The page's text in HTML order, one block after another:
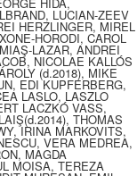
LUCIAN-ZEEV
HERZLINGER, MIREL
HORODI, CAROL
LAZAR, ANDREI
NICOLAE KALLÓS
(d.2018), MIKE
EDI KUPFERBERG,
LASLO, LASZLO
LACZKÓ VASS,
THOMAS
IRINA MARKOVITS,
VERA MEDREA,
MAGDA
MOISA, TEREZA